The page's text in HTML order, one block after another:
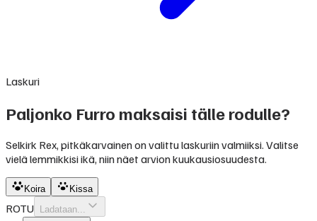
Laskuri
Paljonko Furro maksaisi tälle rodulle?
Selkirk Rex, pitkäkarvainen on valittu laskuriin valmiiksi. Valitse
vielä lemmikkisi ikä, niin näet arvion kuukausiosuudesta.
Koira Kissa
ROTU Ladataan...